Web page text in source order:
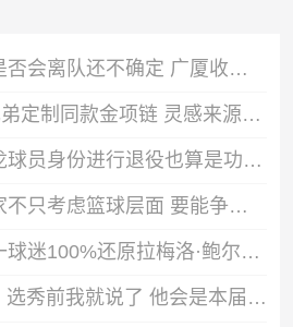
媒体人：胡金秋是否会离队还不确定 广厦收到一些报价 且金额不低
布朗尼&布莱斯兄弟定制同款金项链 灵感来源于兄弟之情
解说：洛瑞以猛龙球员身份进行退役也算是功成身退、落叶归根了
马健：詹姆斯下家不只考虑篮球层面 要能争冠&薪资合适&跟老板熟
拉梅洛死忠粉？一球迷100%还原拉梅洛·鲍尔的满背纹身
Skip盛赞彼得森：选秀前我就说了 他会是本届最强球员